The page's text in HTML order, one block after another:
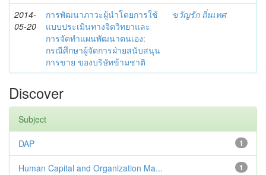
2014-
05-20
การพัฒนาภาวะผู้นำโดยการใช้
แบบประเมินทางจิตวิทยาและ
การจัดทำแผนพัฒนาตนเอง:
กรณีศึกษาผู้จัดการฝ่ายสนับสนุน
การขาย ของบริษัทข้ามชาติ
ขวัญรัก ถิ่นเทศ
Discover
Subject
1
DAP
1
Human Capital and Organization Ma...